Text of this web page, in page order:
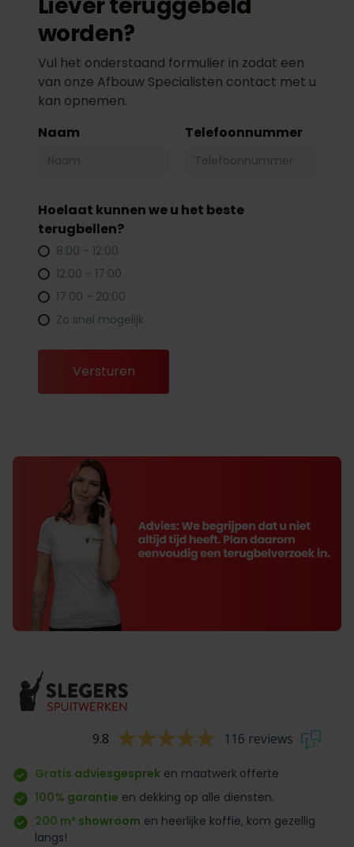
worden?
Vul het onderstaand formulier in zodat een
van onze Afbouw Specialisten contact met u
kan opnemen.
Naam
Telefoonnummer
Hoelaat kunnen we u het beste
terugbellen?
8:00 - 12:00
12:00 - 17:00
17:00 - 20:00
Zo snel mogelijk
9.8 116 reviews
Gratis adviesgesprek en maatwerk offerte
100% garantie en dekking op alle diensten.
200 m² showroom en heerlijke koffie, kom gezellig
langs!